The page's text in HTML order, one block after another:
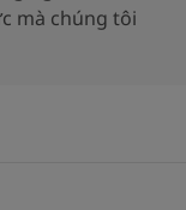
mà chúng tôi